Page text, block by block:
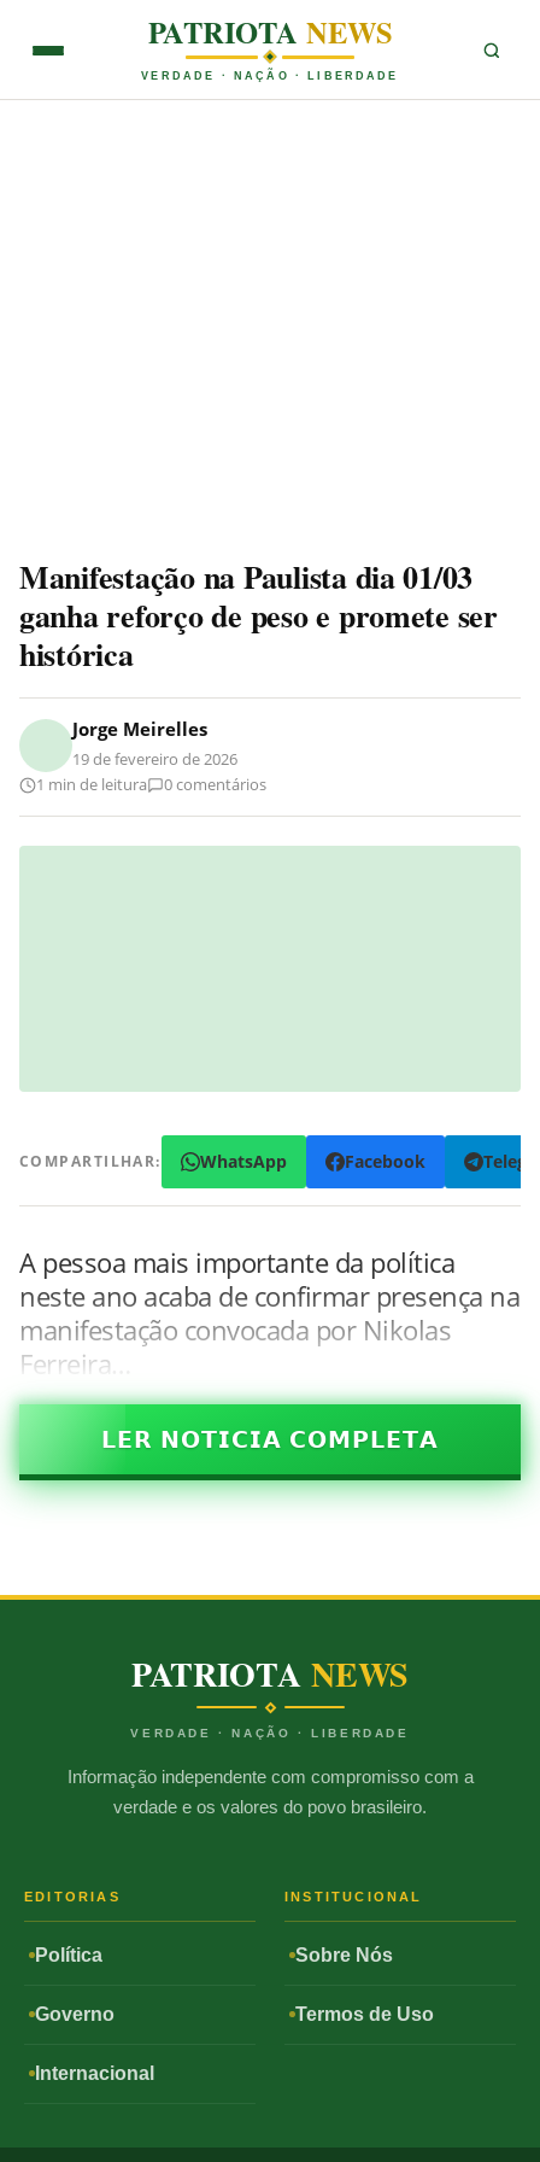
PATRIOTANEWS
VERDADE · NAÇÃO · LIBERDADE
Manifestação na Paulista dia 01/03
ganha reforço de peso e promete ser
histórica
Jorge Meirelles
19 de fevereiro de 2026
1 min de leitura
0 comentários
COMPARTILHAR: WhatsApp Facebook
A pessoa mais importante da política
neste ano acaba de confirmar presença na
manifestação convocada por Nikolas
Ferreira…
𝗟𝗘𝗥 𝗡𝗢𝗧𝗜𝗖𝗜𝗔 𝗖𝗢𝗠𝗣𝗟𝗘𝗧𝗔
PATRIOTANEWS
VERDADE · NAÇÃO · LIBERDADE
Informação independente com compromisso com a
verdade e os valores do povo brasileiro.
EDITORIAS
Política
Governo
Internacional
INSTITUCIONAL
Sobre Nós
Termos de Uso